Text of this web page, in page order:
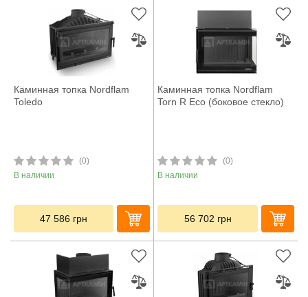
Каминная топка Nordflam
Toledo
(0)
В наличии
47 586 грн
Каминная топка Nordflam
Torn R Eco (боковое стекло)
(0)
В наличии
56 702 грн